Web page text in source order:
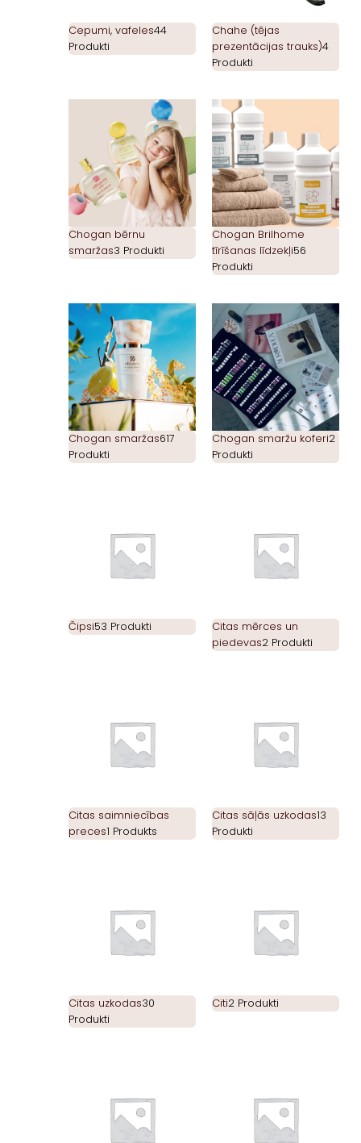
Cepumi, vafeles44
Produkti
Chahe (tējas
prezentācijas trauks)4
Produkti
Chogan bērnu
smaržas3 Produkti
Chogan Brilhome
tīrīšanas līdzekļi56
Produkti
Chogan smaržas617
Produkti
Chogan smaržu koferi2
Produkti
Čipsi53 Produkti
Citas mērces un
piedevas2 Produkti
Citas saimniecības
preces1 Produkts
Citas sāļās uzkodas13
Produkti
Citas uzkodas30
Produkti
Citi2 Produkti